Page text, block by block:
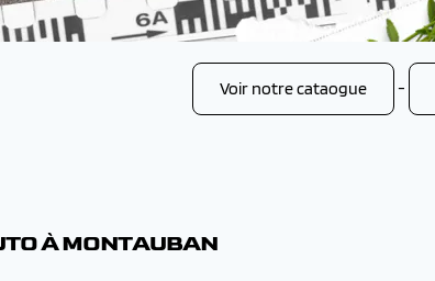
Voir notre cataogue -
À MONTAUBAN